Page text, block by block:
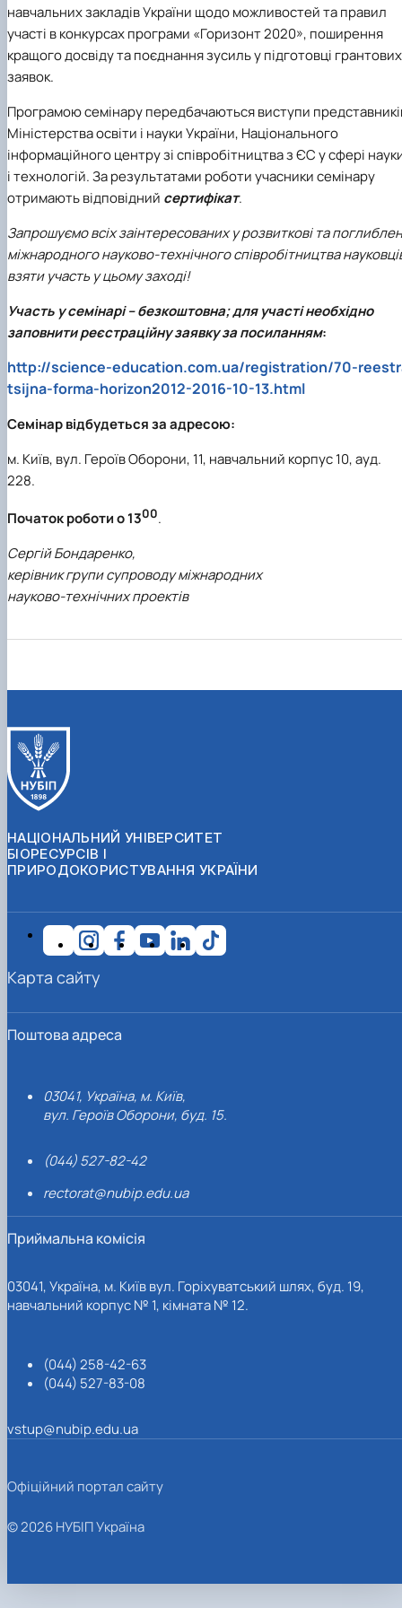
навчальних закладів України щодо можливостей та правил
участі в конкурсах програми «Горизонт 2020», поширення
кращого досвіду та поєднання зусиль у підготовці грантових
заявок.
Програмою семінару передбачаються виступи
Міністерства освіти і науки України, Національного
інформаційного центру зі співробітництва з ЄС у сфері
і технологій. За результатами роботи учасники семінару
отримають відповідний сертифікат.
Запрошуємо всіх заінтересованих у розвиткові та
міжнародного науково-технічного співробітництва
взяти участь у цьому заході!
Участь у семінарі – безкоштовна; для участі необхідно
заповнити реєстраційну заявку за посиланням:
http://science-education.com.ua/registration/70-
tsijna-forma-horizon2012-2016-10-13.html
Семінар відбудеться за адресою:
м. Київ, вул. Героїв Оборони, 11, навчальний корпус 10, ауд.
228.
Початок роботи о 1300.
Сергій Бондаренко,
керівник групи супроводу міжнародних
науково-технічних проектів
НАЦІОНАЛЬНИЙ УНІВЕРСИТЕТ
БІОРЕСУРСІВ І
ПРИРОДОКОРИСТУВАННЯ УКРАЇНИ
Поштова адреса
03041, Україна, м. Київ,
вул. Героїв Оборони, буд. 15.
(044) 527-82-42
rectorat@nubip.edu.ua
Приймальна комісія
03041, Україна, м. Київ вул. Горіхуватський шлях, буд. 19,
навчальний корпус № 1, кімната № 12.
(044) 258-42-63
(044) 527-83-08
vstup@nubip.edu.ua
Карта сайту
Офіційний портал сайту
© 2026 НУБІП Україна